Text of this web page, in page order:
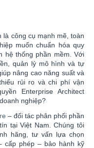
là công cụ mạnh mẽ, toàn
muốn chuẩn hóa quy
hệ thống phần mềm. Với
quản lý mô hình và tự
nâng cao năng suất và
rủi ro và chi phí vận
Enterprise Architect
nghiệp?
– đối tác phân phối phần
tại Việt Nam. Chúng tôi
hãng, tư vấn lựa chọn
cấp phép – bảo hành kỹ